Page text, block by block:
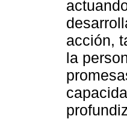
acción,
la